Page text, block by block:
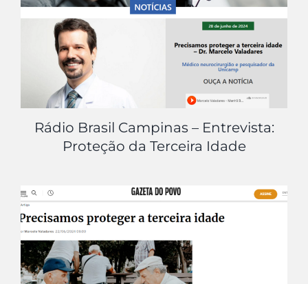
Rádio Brasil Campinas – Entrevista:
Proteção da Terceira Idade